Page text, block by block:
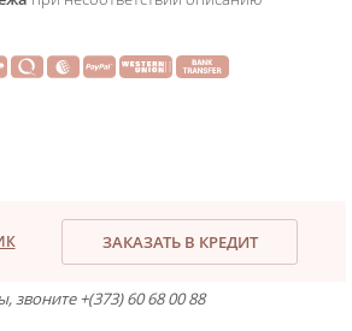
ЗАКАЗАТЬ В КРЕДИТ
звоните +(373) 60 68 00 88